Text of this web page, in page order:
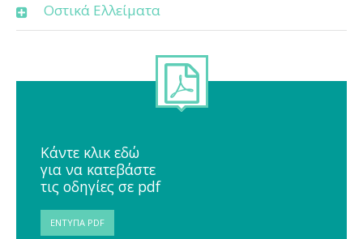
Οστικά Ελλείματα
Κάντε κλικ εδώ
για να κατεβάστε
τις οδηγίες σε pdf
ΈΝΤΥΠΑ PDF